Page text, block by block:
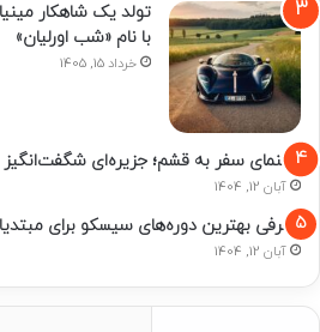
با نام «شب اورلیان»
خرداد 15, 1405
راهنمای سفر به قشم؛ جزیره‌ای
آبان 12, 1404
معرفی بهترین دوره‌های سیسکو برای
آبان 12, 1404